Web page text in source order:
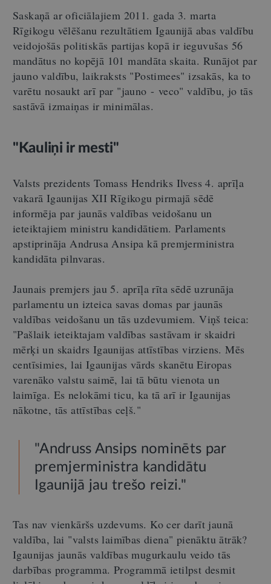
Saskaņā ar oficiālajiem 2011. gada 3. marta
Rīgikogu vēlēšanu rezultātiem Igaunijā abas valdību
veidojošās politiskās partijas kopā ir ieguvušas 56
mandātus no kopējā 101 mandāta skaita. Runājot par
jauno valdību, laikraksts "Postimees" izsakās, ka to
varētu nosaukt arī par "jauno - veco" valdību, jo tās
sastāvā izmaiņas ir minimālas.
"Kauliņi ir mesti"
Valsts prezidents Tomass Hendriks Ilvess 4. aprīļa
vakarā Igaunijas XII Rīgikogu pirmajā sēdē
informēja par jaunās valdības veidošanu un
ieteiktajiem ministru kandidātiem. Parlaments
apstiprināja Andrusa Ansipa kā premjerministra
kandidāta pilnvaras.
Jaunais premjers jau 5. aprīļa rīta sēdē uzrunāja
parlamentu un izteica savas domas par jaunās
valdības veidošanu un tās uzdevumiem. Viņš teica:
"Pašlaik ieteiktajam valdības sastāvam ir skaidri
mērķi un skaidrs Igaunijas attīstības virziens. Mēs
centīsimies, lai Igaunijas vārds skanētu Eiropas
varenāko valstu saimē, lai tā būtu vienota un
laimīga. Es nelokāmi ticu, ka tā arī ir Igaunijas
nākotne, tās attīstības ceļš."
"Andruss Ansips nominēts par
premjerministra kandidātu
Igaunijā jau trešo reizi."
Tas nav vienkāršs uzdevums. Ko cer darīt jaunā
valdība, lai "valsts laimības diena" pienāktu ātrāk?
Igaunijas jaunās valdības mugurkaulu veido tās
darbības programma. Programmā ietilpst desmit